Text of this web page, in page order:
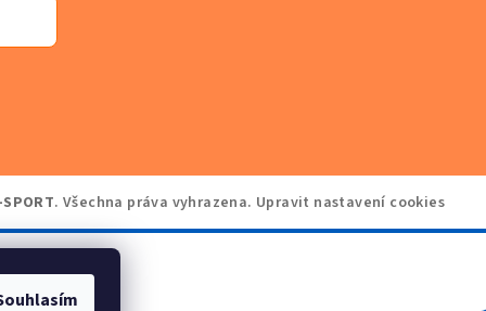
. Všechna práva vyhrazena. Upravit nastavení cookies